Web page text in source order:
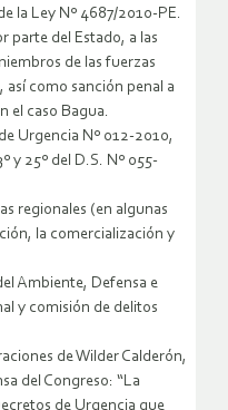
Ley Nº 4687/2010-PE.
del Estado, a las
de las fuerzas
así como sanción penal a
el caso Bagua.
Urgencia Nº 012-2010,
y 25º del D.S. Nº 055-
regionales (en algunas
la comercialización y
Ambiente, Defensa e
y comisión de delitos
de Wilder Calderón,
del Congreso: “La
de Urgencia que